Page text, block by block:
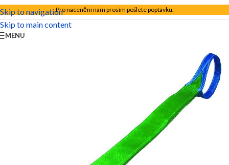
Skip to navigation
Skip to main content
Pro nacenění nám prosím pošlete poptávku.
MENU